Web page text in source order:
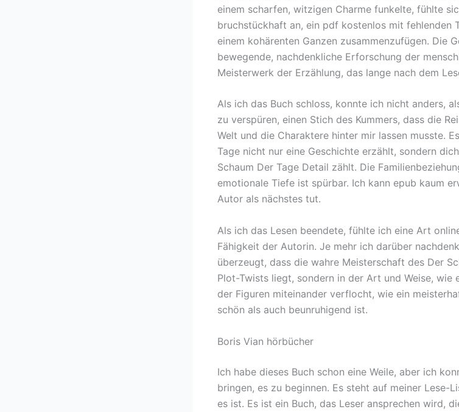
einem scharfen, witzigen Charme funkelte, fühlte
bruchstückhaft an, ein pdf kostenlos mit fehlenden
einem kohärenten Ganzen zusammenzufügen. Die
bewegende, nachdenkliche Erforschung der
Meisterwerk der Erzählung, das lange nach dem
Als ich das Buch schloss, konnte ich nicht anders,
zu verspüren, einen Stich des Kummers, dass die
Welt und die Charaktere hinter mir lassen musste.
Tage nicht nur eine Geschichte erzählt, sondern
Schaum Der Tage Detail zählt. Die
emotionale Tiefe ist spürbar. Ich kann epub kaum
Autor als nächstes tut.
Als ich das Lesen beendete, fühlte ich eine Art
Fähigkeit der Autorin. Je mehr ich darüber
überzeugt, dass die wahre Meisterschaft des Der
Plot-Twists liegt, sondern in der Art und Weise, wie
der Figuren miteinander verflocht, wie ein
schön als auch beunruhigend ist.
Boris Vian hörbücher
Ich habe dieses Buch schon eine Weile, aber ich
bringen, es zu beginnen. Es steht auf meiner Lese-
es ist. Es ist ein Buch, das Leser ansprechen wird,